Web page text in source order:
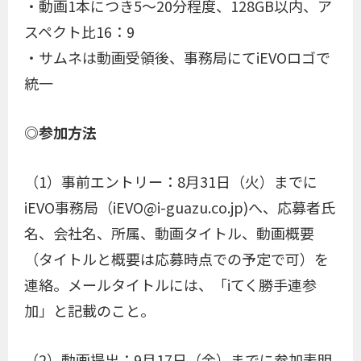
・動画1本につき5～20分程度、128GB以内、ア
スペクト比16：9
・サムネは動画受領後、事務局にてiEVOロゴで
統一
◎参加方法
（1）事前エントリー：8月31日（火）までに
iEVO事務局（iEVO@i-guazu.co.jp)へ、応募者氏
名、会社名、所属、動画タイトル、動画概要
（タイトルと概要は応募時点での予定で可）を
連絡。メールタイトルには、「iてく勝手連参
加」と記載のこと。